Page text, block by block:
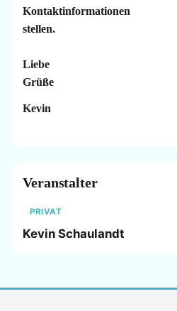
Kontaktinformationen
stellen.
Liebe
Grüße
Kevin
Veranstalter
PRIVAT
Kevin Schaulandt